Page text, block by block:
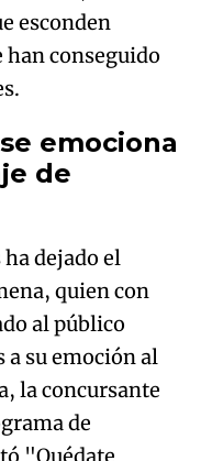
emociona
de
dejado el
quien con
al público
su emoción al
la concursante
de
"Quédate
Soler, su artista
una
de la